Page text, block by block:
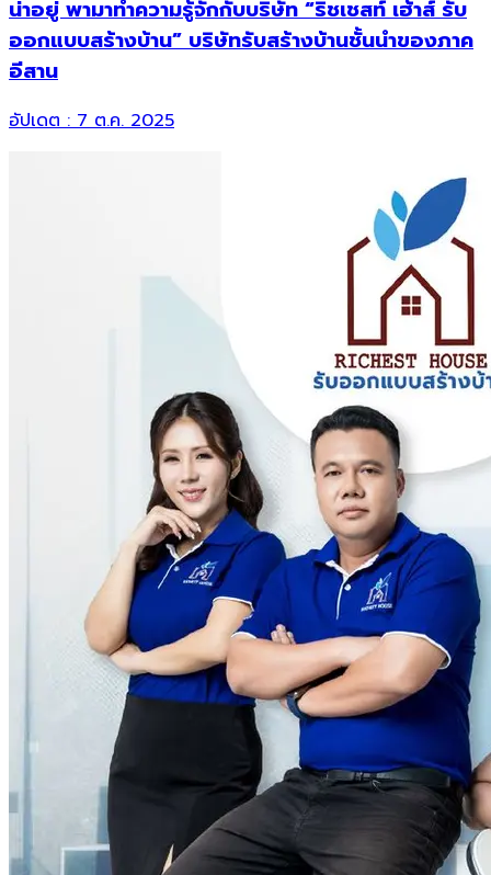
น่าอยู่ พามาทำความรู้จักกับบริษัท “ริชเชสท์ เฮ้าส์ รับ
ออกแบบสร้างบ้าน” บริษัทรับสร้างบ้านชั้นนำของภาค
อีสาน
อัปเดต :7 ต.ค. 2025